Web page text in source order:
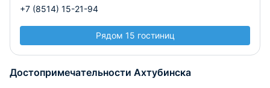
+7 (8514) 15-21-94
Рядом 15 гостиниц
Достопримечательности Ахтубинска